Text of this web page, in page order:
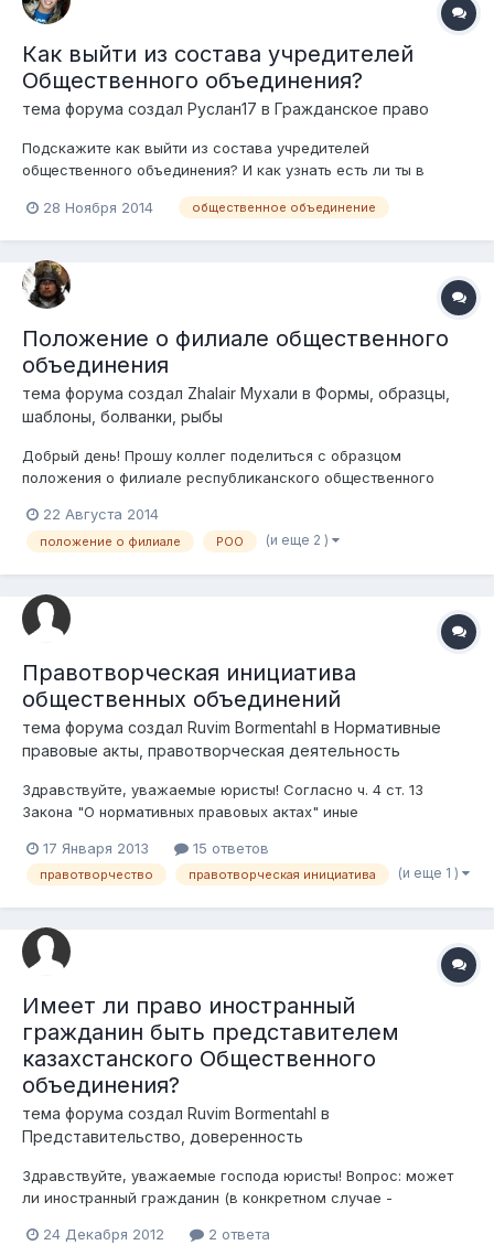
Как выйти из состава учредителей
Общественного объединения?
тема форума создал Руслан17 в Гражданское право
Подскажите как выйти из состава учредителей
общественного объединения? И как узнать есть ли ты в
исключили как - нибудь)
28 Ноября 2014 общественное объединение
Положение о филиале общественного
объединения
тема форума создал Zhalair Мухали в Формы, образцы,
шаблоны, болванки, рыбы
Добрый день! Прошу коллег поделиться с образцом
положения о филиале республиканского общественного
Adenov80@mail.ru или в личку. Заранее благодарю!
22 Августа 2014
положение о филиале РОО (и еще 2 )
Правотворческая инициатива
общественных объединений
тема форума создал Ruvim Bormentahl в Нормативные
правовые акты, правотворческая деятельность
Здравствуйте, уважаемые юристы! Согласно ч. 4 ст. 13
Закона "О нормативных правовых актах" иные
вносить предложения по разработке нормативных правовых
актов или передавать на рассмотрение уполномоченных
17 Января 2013 15 ответов
правотворчество правотворческая инициатива (и еще 1 )
Имеет ли право иностранный
гражданин быть представителем
казахстанского Общественного
объединения?
тема форума создал Ruvim Bormentahl в
Представительство, доверенность
Здравствуйте, уважаемые господа юристы! Вопрос: может
ли иностранный гражданин (в конкретном случае -
24 Декабря 2012 2 ответа